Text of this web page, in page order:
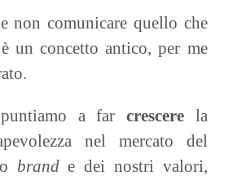
non comunicare quello che
un concetto antico, per me
a far crescere la
nel mercato del
brande dei nostri valori,